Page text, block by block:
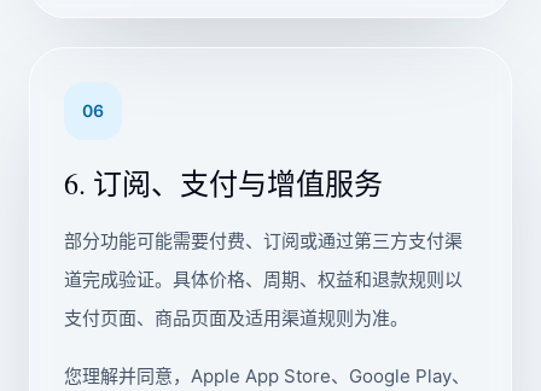
06
6. 订阅、支付与增值服务
部分功能可能需要付费、订阅或通过第三方支付渠
道完成验证。具体价格、周期、权益和退款规则以
支付页面、商品页面及适用渠道规则为准。
您理解并同意，Apple App Store、Google Play、